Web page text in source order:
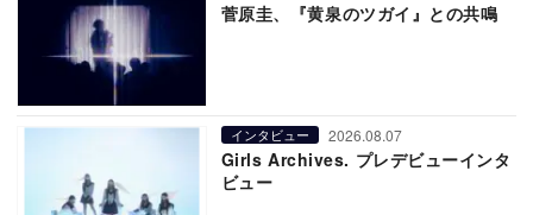
菅原圭、『黄泉のツガイ』との共鳴
インタビュー 2026.08.07
Girls Archives. プレデビューインタ
ビュー